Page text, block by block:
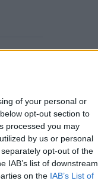
of your personal or
opt-out section to
processed you may
by us or personal
opt-out of the
IAB’s list of downstream
on the IAB’s List of